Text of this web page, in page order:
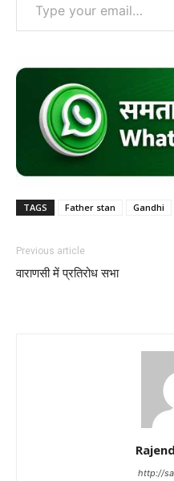
TAGS Father stan Gandhi
Previous article
वाराणसी में प्रतिरोध सभा
http://